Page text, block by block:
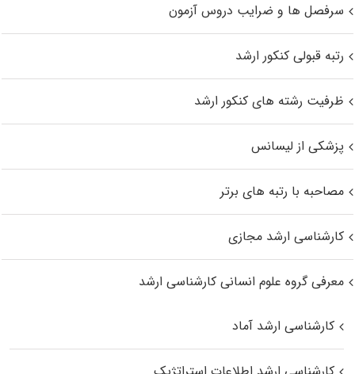
سرفصل ها و ضرایب دروس آزمون
رتبه قبولی کنکور ارشد
ظرفیت رشته های کنکور ارشد
پزشکی از لیسانس
مصاحبه با رتبه های برتر
کارشناسی ارشد مجازی
معرفی گروه علوم انسانی کارشناسی ارشد
کارشناسی ارشد آماد